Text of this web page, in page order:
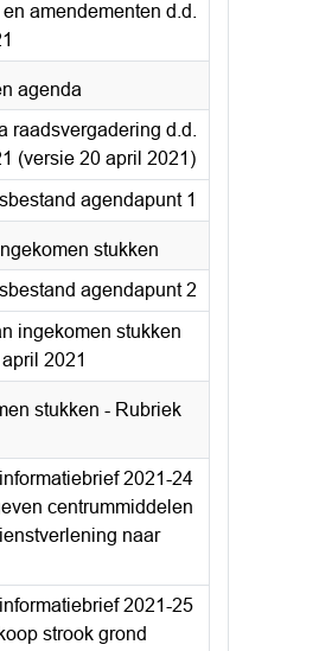
amendementen d.d.
agenda
raadsvergadering d.d.
(versie 20 april 2021)
agendapunt 1
stukken
agendapunt 2
ingekomen stukken
2021
stukken - Rubriek
2021-24
centrummiddelen
naar
2021-25
strook grond